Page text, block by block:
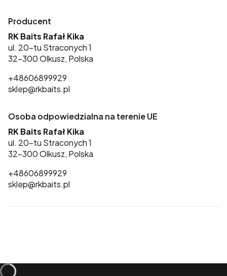
Producent
RK Baits Rafał Kika
ul. 20-tu Straconych 1
32-300 Olkusz, Polska
+48606899929
sklep@rkbaits.pl
Osoba odpowiedzialna na terenie UE
RK Baits Rafał Kika
ul. 20-tu Straconych 1
32-300 Olkusz, Polska
+48606899929
sklep@rkbaits.pl